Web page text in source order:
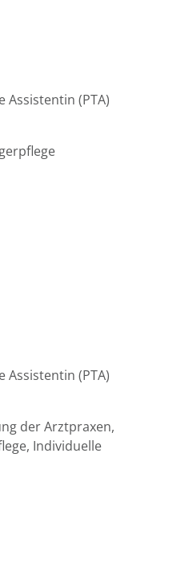
Assistentin (PTA)
Assistentin (PTA)
der Arztpraxen,
Individuelle